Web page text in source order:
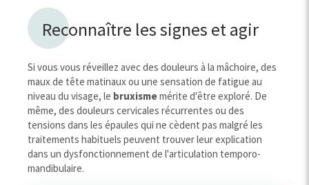
Reconnaître les signes et agir
Si vous vous réveillez avec des douleurs à la mâchoire, des
maux de tête matinaux ou une sensation de fatigue au
niveau du visage, le bruxismemérite d'être exploré. De
même, des douleurs cervicales récurrentes ou des
tensions dans les épaules qui ne cèdent pas malgré les
traitements habituels peuvent trouver leur explication
dans un dysfonctionnement de l'articulation temporo-
mandibulaire.